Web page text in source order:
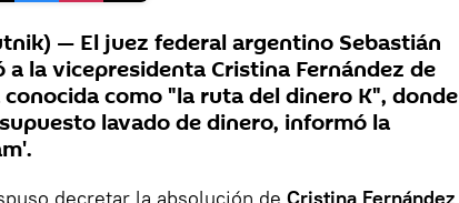
— El juez federal argentino Sebastián
a la vicepresidenta Cristina Fernández de
como "la ruta del dinero K", donde
lavado de dinero, informó la